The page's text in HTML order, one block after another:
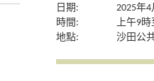
日期:
2025年
時間:
上午9時
地點:
沙田公